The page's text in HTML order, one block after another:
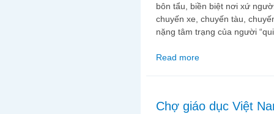
bôn tẩu, biền biệt nơi xứ
chuyến xe, chuyến tàu,
nặng tâm trạng của người
Read more
Chợ giáo dục Việt